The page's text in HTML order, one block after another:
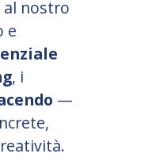
al nostro
e
, i
—